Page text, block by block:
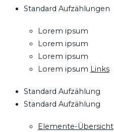
Standard Aufzählungen
Lorem ipsum
Lorem ipsum
Lorem ipsum
Lorem ipsum Links
Standard Aufzählung
Standard Aufzählung
Elemente-Übersicht